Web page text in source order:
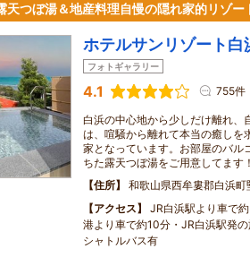
天つぼ湯＆地産料理自慢の隠れ家的リゾー
ホテルサンリゾート白
フォトギャラリー
4.1 755件
白浜の中心地から少しだけ離れ、
は、喧騒から離れて本当の癒しを
家となっています。お部屋のバル
ちた露天つぼ湯をご用意してます
住所
和歌山県西牟婁郡白浜
アクセス
JR白浜駅より車で
港より車で約10分・JR白浜駅発
シャトルバス有